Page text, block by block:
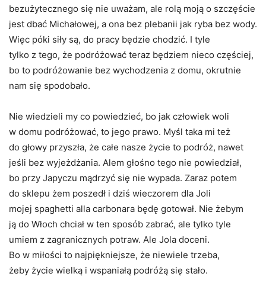
bezużytecznego się nie uważam, ale rolą moją o szczęście
jest dbać Michałowej, a ona bez plebanii jak ryba bez wody.
Więc póki siły są, do pracy będzie chodzić. I tyle
tylko z tego, że podróżować teraz będziem nieco częściej,
bo to podróżowanie bez wychodzenia z domu, okrutnie
nam się spodobało.
Nie wiedzieli my co powiedzieć, bo jak człowiek woli
w domu podróżować, to jego prawo. Myśl taka mi też
do głowy przyszła, że całe nasze życie to podróż, nawet
jeśli bez wyjeżdżania. Alem głośno tego nie powiedział,
bo przy Japyczu mądrzyć się nie wypada. Zaraz potem
do sklepu żem poszedł i dziś wieczorem dla Joli
mojej spaghetti alla carbonara będę gotował. Nie żebym
ją do Włoch chciał w ten sposób zabrać, ale tylko tyle
umiem z zagranicznych potraw. Ale Jola doceni.
Bo w miłości to najpiękniejsze, że niewiele trzeba,
żeby życie wielką i wspaniałą podróżą się stało.